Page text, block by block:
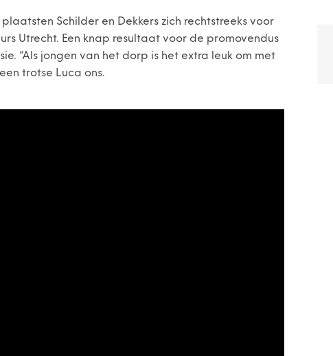
Schilder en Dekkers zich rechtstreeks voor
Utrecht. Een knap resultaat voor de promovendus
“Als jongen van het dorp is het extra leuk om met
trotse Luca ons.